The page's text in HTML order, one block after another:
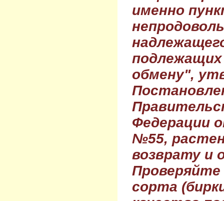
именно
обмену",
Федерации
№55,
возврату и
Проверяйте
сорта